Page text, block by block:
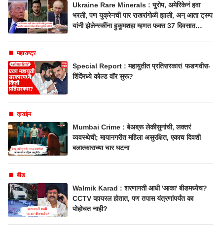
Ukraine Rare Minerals : युरोप, अमेरिकेनं हवा
भरली, पण युक्रेनची पार राखरांगोळी झाली, अन् आता ट्रम्प
यांनी झेलेन्स्कींना हुकूमशहा म्हणत फक्त 37 दिवसात
महाराष्ट्र
Special Report : महायुतीत प्रतिसरकार! फडणवीस-
शिंदेंमध्ये कोल्ड वॉर सुरू?
क्राईम
Mumbai Crime : बेअब्रू लेकीसुनांची, लक्तरं
व्यवस्थेची; मायानगरीत महिला असुरक्षित, एकाच दिवशी
बलात्काराच्या चार घटना
बीड
Walmik Karad : शरणागती आधी 'आका' बीडमध्येच?
CCTV व्हायरल होतात, पण तपास यंत्रणांपर्यंत का
पोहोचत नाही?